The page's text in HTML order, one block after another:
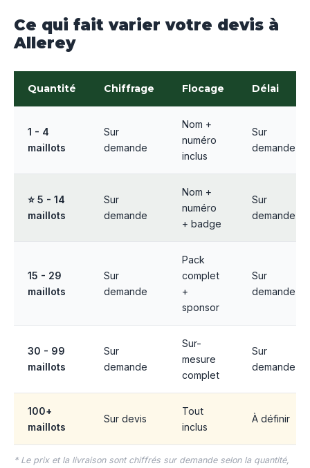
Ce qui fait varier votre devis à
Allerey
Quantité Chiffrage Flocage Délai
1 - 4
maillots
Sur
demande
Nom +
numéro
inclus
Sur
demande
⭐ 5 - 14
maillots
Sur
demande
Nom +
numéro
+ badge
Sur
demande
15 - 29
maillots
Sur
demande
Pack
complet
+
sponsor
Sur
demande
30 - 99
maillots
Sur
demande
Sur-
mesure
complet
Sur
demande
100+
maillots
Sur devis
Tout
inclus
À définir
* Le prix et la livraison sont chiffrés sur demande selon la quantité,